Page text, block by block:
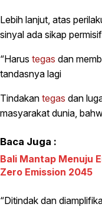
Lebih lanjut, atas
sinyal ada sikap
“Harus tegas dan
tandasnya lagi
Tindakan tegas dan
masyarakat dunia,
Baca Juga :
Bali Mantap Menuju
Zero Emission 2045
“Ditindak dan